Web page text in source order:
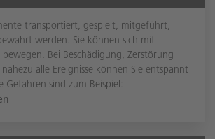
transportiert, gespielt, mitgeführt,
werden. Sie können sich mit
bewegen. Bei Beschädigung, Zerstörung
alle Ereignisse können Sie entspannt
Gefahren sind zum Beispiel: